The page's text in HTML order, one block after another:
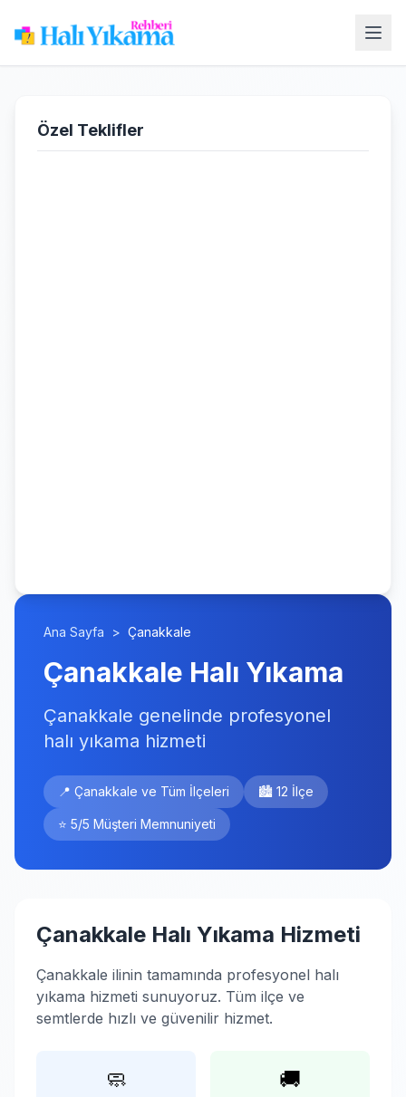
Özel Teklifler
Ana Sayfa > Çanakkale
Çanakkale Halı Yıkama
Çanakkale genelinde profesyonel
halı yıkama hizmeti
📍 Çanakkale ve Tüm İlçeleri 🏙️ 12 İlçe
⭐ 5/5 Müşteri Memnuniyeti
Çanakkale Halı Yıkama Hizmeti
Çanakkale ilinin tamamında profesyonel halı
yıkama hizmeti sunuyoruz. Tüm ilçe ve
semtlerde hızlı ve güvenilir hizmet.
🧼 🚚